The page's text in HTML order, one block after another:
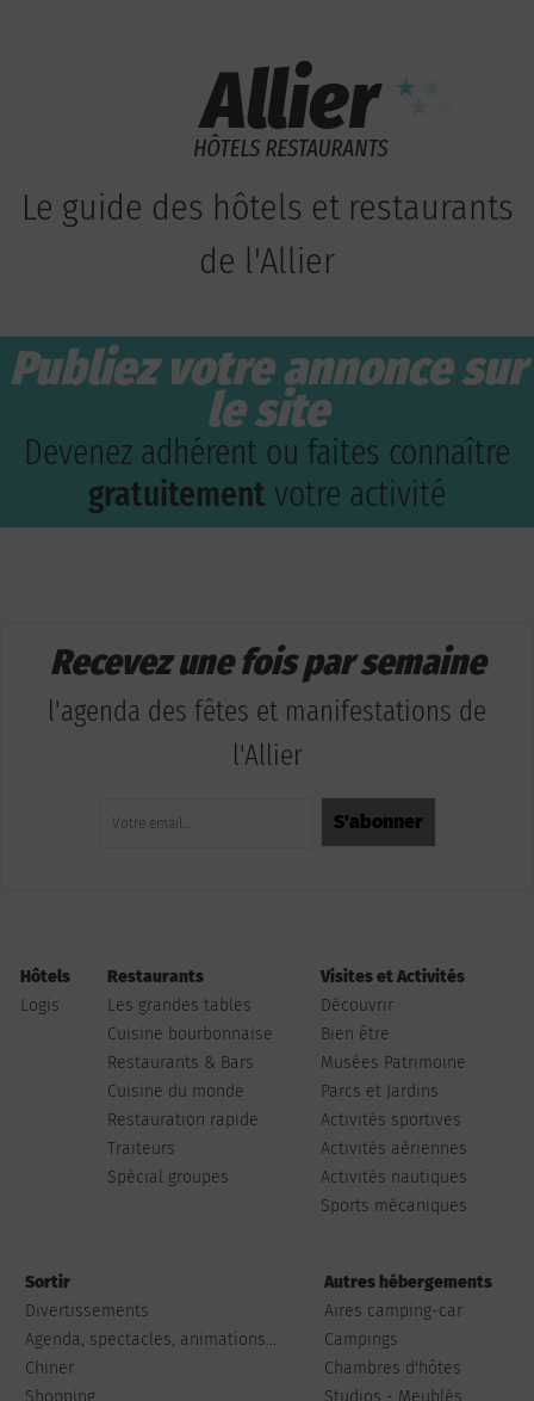
Le guide des hôtels et restaurants
de l'Allier
Publiez votre annonce sur
le site
Devenez adhérent ou faites connaître
gratuitement votre activité
Recevez une fois par semaine
l'agenda des fêtes et manifestations de
l'Allier
Hôtels
Logis
Restaurants
Les grandes tables
Cuisine bourbonnaise
Restaurants & Bars
Cuisine du monde
Restauration rapide
Traiteurs
Spécial groupes
Visites et Activités
Découvrir
Bien être
Musées Patrimoine
Parcs et Jardins
Activités sportives
Activités aériennes
Activités nautiques
Sports mécaniques
Sortir
Divertissements
Agenda, spectacles, animations...
Chiner
Shopping
Autres hébergements
Aires camping-car
Campings
Chambres d'hôtes
Studios - Meublés